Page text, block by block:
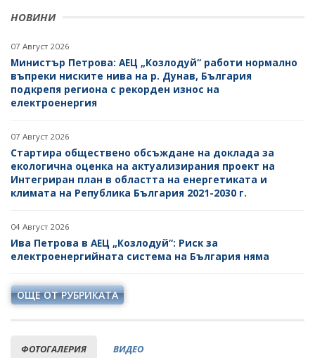
НОВИНИ
07 Август 2026
Министър Петрова: АЕЦ „Козлодуй“ работи нормално
въпреки ниските нива на р. Дунав, България
подкрепя региона с рекорден износ на
електроенергия
07 Август 2026
Стартира обществено обсъждане на доклада за
екологична оценка на актуализирания проект на
Интегриран план в областта на енергетиката и
климата на Република България 2021-2030 г.
04 Август 2026
Ива Петрова в АЕЦ „Козлодуй“: Риск за
електроенергийната система на България няма
ОЩЕ ОТ РУБРИКАТА
ФОТОГАЛЕРИЯ ВИДЕО
ЗАПОВЕДИ И АКТОВЕ